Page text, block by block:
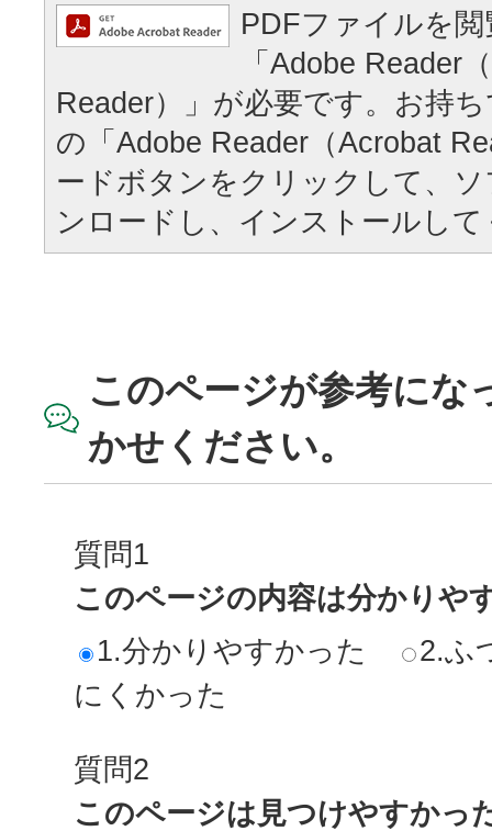
PDFファイルを
「Adobe Reader
Reader）」が必要です。お持
の「Adobe Reader（Acrobat
ードボタンをクリックして、
ンロードし、インストールし
このページが参考にな
かせください。
質問1
このページの内容は分かりや
1.分かりやすかった
2.ふ
にくかった
質問2
このページは見つけやすかっ